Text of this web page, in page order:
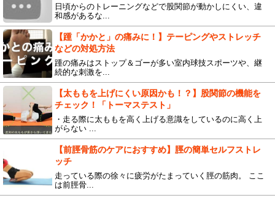
日頃からのトレーニングなどで股関節が動かしにくい、違
和感があるな...
【踵「かかと」の痛みに！】テーピングやストレッチ
などの対処方法
踵の痛みはストップ＆ゴーが多い室内球技スポーツや、継
続的な刺激を...
【太ももを上げにくい原因かも！？】股関節の機能を
チェック！「トーマステスト」
・走る際に太ももを高く上げる意識をしているのに高く上
がらない ...
【前脛骨筋のケアにおすすめ】脛の簡単セルフストレ
ッチ
走っている際の徐々に疲労がたまっていく脛の筋肉。 ここ
は前脛骨...